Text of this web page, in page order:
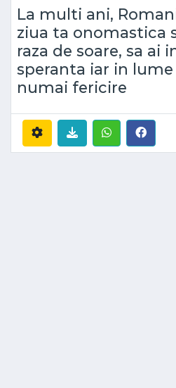
La multi ani,
ziua ta onomastica
raza de soare, sa ai
speranta iar in lume
numai fericire